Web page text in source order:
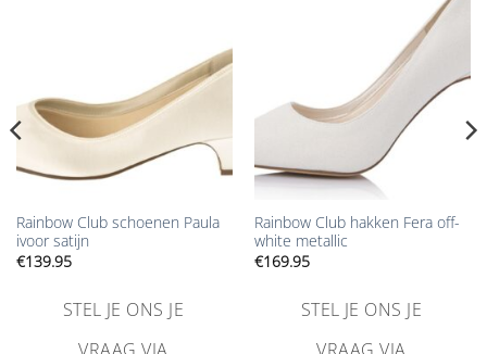
Rainbow Club schoenen Paula
ivoor satijn
€139.95
STEL JE ONS JE
verlanglijst
toevoegen
Rainbow Club hakken Fera off-
white metallic
€169.95
STEL JE ONS JE